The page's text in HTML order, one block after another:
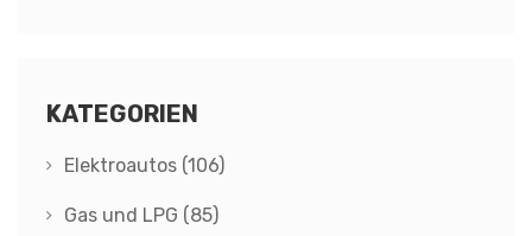
KATEGORIEN
Elektroautos (106)
Gas und LPG (85)